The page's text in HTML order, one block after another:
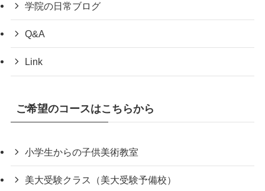
学院の日常ブログ
Q&A
Link
ご希望のコースはこちらから
小学生からの子供美術教室
美大受験クラス（美大受験予備校）